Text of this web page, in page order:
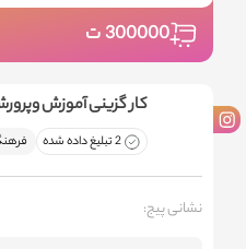
300000ت
کار گزینی آموزش
2 تبلیغ داده شده
نشانی پیج: